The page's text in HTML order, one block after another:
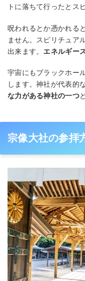
トに落ちて行ったとス
呪われるとか憑かれる
ません。スピリチュア
出来ます。 エネルギー
宇宙にもブラックホー
します。神社が代表的
な力がある神社の一つ
宗像大社の参拝